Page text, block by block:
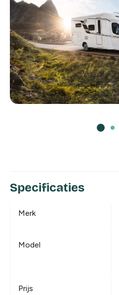
Specificaties
Merk
Model
Prijs